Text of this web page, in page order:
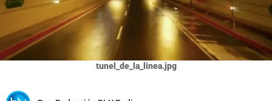
tunel_de_la_linea.jpg